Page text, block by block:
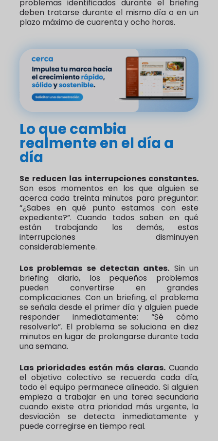
problemas identificados durante el briefing
deben tratarse durante el mismo día o en un
plazo máximo de cuarenta y ocho horas.
Lo que cambia
realmente en el día a
día
Se reducen las interrupciones constantes.
Son esos momentos en los que alguien se
acerca cada treinta minutos para preguntar:
“¿Sabes en qué punto estamos con este
expediente?”. Cuando todos saben en qué
están trabajando los demás, estas
interrupciones disminuyen
considerablemente.
Los problemas se detectan antes. Sin un
briefing diario, los pequeños problemas
pueden convertirse en grandes
complicaciones. Con un briefing, el problema
se señala desde el primer día y alguien puede
responder inmediatamente: “Sé cómo
resolverlo”. El problema se soluciona en diez
minutos en lugar de prolongarse durante toda
una semana.
Las prioridades están más claras. Cuando
el objetivo colectivo se recuerda cada día,
todo el equipo permanece alineado. Si alguien
empieza a trabajar en una tarea secundaria
cuando existe otra prioridad más urgente, la
desviación se detecta inmediatamente y
puede corregirse en tiempo real.